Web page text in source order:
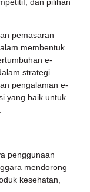
pemasaran
membentuk
e-
strategi
pengalaman e-
yang baik untuk
penggunaan
mendorong
kesehatan,